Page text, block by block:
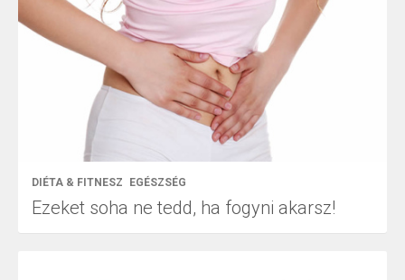
DIÉTA & FITNESZ EGÉSZSÉG
Ezeket soha ne tedd, ha fogyni akarsz!